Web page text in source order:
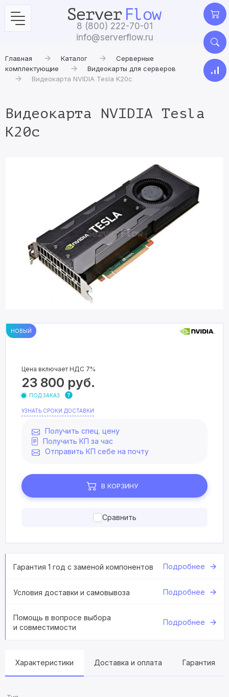
8 (800) 222-70-01
info@serverflow.ru
Главная Каталог
Серверные
комплектующие
Видеокарты для серверов
Видеокарта NVIDIA Tesla K20c
Видеокарта NVIDIA Tesla
K20c
НОВЫЙ
Цена включает НДС 7%
23 800 руб.
ПОД ЗАКАЗ
УЗНАТЬ СРОКИ ДОСТАВКИ
Получить спец. цену
Получить КП за час
Отправить КП себе на почту
В КОРЗИНУ
Сравнить
Гарантия 1 год с заменой компонентов Подробнее
Условия доставки и самовывоза Подробнее
Помощь в вопросе выбора
и совместимости
Подробнее
Характеристики Доставка и оплата Гарантия